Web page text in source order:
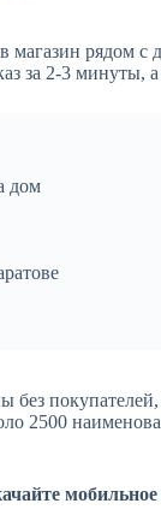
магазин рядом
за 2-3 минуты,
дом
2500